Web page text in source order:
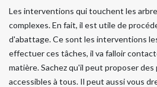
Les interventions qui touchent les
complexes. En fait, il est utile de
d'abattage. Ce sont les interventions
effectuer ces tâches, il va falloir
matière. Sachez qu'il peut proposer des
accessibles à tous. Il peut aussi vous